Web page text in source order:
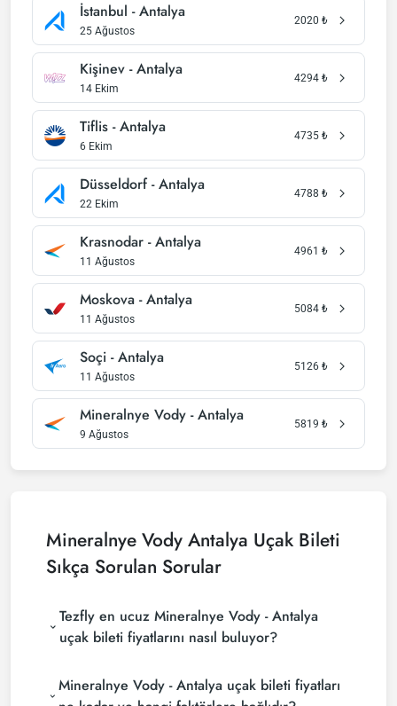
İstanbul - Antalya
25 Ağustos
2020 ₺
Kişinev - Antalya
14 Ekim
4294 ₺
Tiflis - Antalya
6 Ekim
4735 ₺
Düsseldorf - Antalya
22 Ekim
4788 ₺
Krasnodar - Antalya
11 Ağustos
4961 ₺
Moskova - Antalya
11 Ağustos
5084 ₺
Soçi - Antalya
11 Ağustos
5126 ₺
Mineralnye Vody - Antalya
9 Ağustos
5819 ₺
Mineralnye Vody Antalya Uçak Bileti
Sıkça Sorulan Sorular
Tezfly en ucuz Mineralnye Vody - Antalya
uçak bileti fiyatlarını nasıl buluyor?
fiyatlarını bulmak için tur operatörleri, büyük
rezervasyon siteleri (konsolidatörler) ve yüzlerce
Mineralnye Vody - Antalya uçak bileti fiyatları